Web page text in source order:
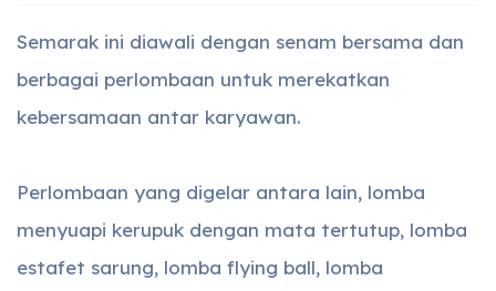
Semarak ini diawali dengan senam bersama dan
berbagai perlombaan untuk merekatkan
kebersamaan antar karyawan.
Perlombaan yang digelar antara lain, lomba
menyuapi kerupuk dengan mata tertutup, lomba
estafet sarung, lomba flying ball, lomba